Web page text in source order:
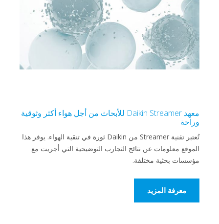
معهد Daikin Streamer للأبحاث من أجل هواء أكثر وثوقية
وراحة
تُعتبر تقنية Streamer من Daikin ثورة في تنقية الهواء. يوفر هذا
الموقع معلومات عن نتائج التجارب التوضيحية التي أجريت مع
مؤسسات بحثية مختلفة.
معرفة المزيد